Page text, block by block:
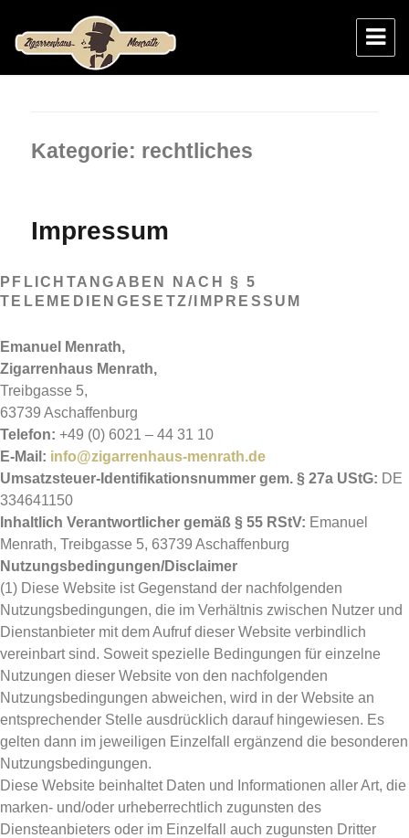
Kategorie: rechtliches
Impressum
PFLICHTANGABEN NACH § 5
TELEMEDIENGESETZ/IMPRESSUM
Emanuel Menrath,
Zigarrenhaus Menrath,
Treibgasse 5,
63739 Aschaffenburg
Telefon: +49 (0) 6021 – 44 31 10
E-Mail: info@zigarrenhaus-menrath.de
Umsatzsteuer-Identifikationsnummer gem. § 27a UStG: DE
334641150
Inhaltlich Verantwortlicher gemäß § 55 RStV: Emanuel
Menrath, Treibgasse 5, 63739 Aschaffenburg
Nutzungsbedingungen/Disclaimer
(1) Diese Website ist Gegenstand der nachfolgenden
Nutzungsbedingungen, die im Verhältnis zwischen Nutzer und
Dienstanbieter mit dem Aufruf dieser Website verbindlich
vereinbart sind. Soweit spezielle Bedingungen für einzelne
Nutzungen dieser Website von den nachfolgenden
Nutzungsbedingungen abweichen, wird in der Website an
entsprechender Stelle ausdrücklich darauf hingewiesen. Es
gelten dann im jeweiligen Einzelfall ergänzend die besonderen
Nutzungsbedingungen.
Diese Website beinhaltet Daten und Informationen aller Art, die
marken- und/oder urheberrechtlich zugunsten des
Diensteanbieters oder im Einzelfall auch zugunsten Dritter